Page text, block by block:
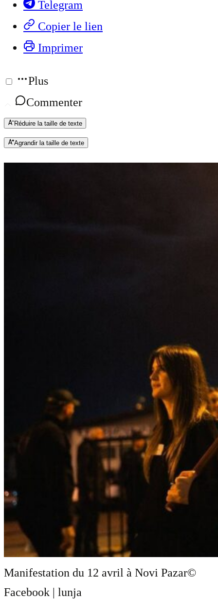
Telegram
Copier le lien
Imprimer
Plus
Commenter
Réduire la taille de texte
Agrandir la taille de texte
Manifestation du 12 avril à Novi Pazar©
Facebook | lunja